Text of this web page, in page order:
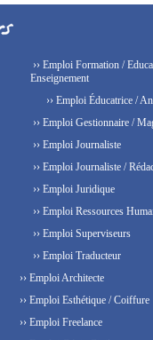
›› Emploi Formation /
Enseignement
›› Emploi Éducatrice /
›› Emploi Gestionnaire /
›› Emploi Journaliste
›› Emploi Journaliste /
›› Emploi Juridique
›› Emploi Ressources
›› Emploi Superviseurs
›› Emploi Traducteur
›› Emploi Architecte
›› Emploi Esthétique / Coiffure
›› Emploi Freelance